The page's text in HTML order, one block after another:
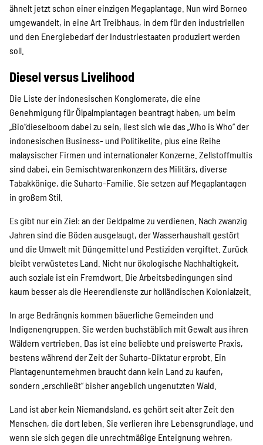
ähnelt jetzt schon einer einzigen Megaplantage. Nun wird Borneo
umgewandelt, in eine Art Treibhaus, in dem für den industriellen
und den Energiebedarf der Industriestaaten produziert werden
soll.
Diesel versus Livelihood
Die Liste der indonesischen Konglomerate, die eine
Genehmigung für Ölpalmplantagen beantragt haben, um beim
„Bio“dieselboom dabei zu sein, liest sich wie das „Who is Who“ der
indonesischen Business- und Politikelite, plus eine Reihe
malaysischer Firmen und internationaler Konzerne. Zellstoffmultis
sind dabei, ein Gemischtwarenkonzern des Militärs, diverse
Tabakkönige, die Suharto-Familie. Sie setzen auf Megaplantagen
in großem Stil.
Es gibt nur ein Ziel: an der Geldpalme zu verdienen. Nach zwanzig
Jahren sind die Böden ausgelaugt, der Wasserhaushalt gestört
und die Umwelt mit Düngemittel und Pestiziden vergiftet. Zurück
bleibt verwüstetes Land. Nicht nur ökologische Nachhaltigkeit,
auch soziale ist ein Fremdwort. Die Arbeitsbedingungen sind
kaum besser als die Heerendienste zur holländischen Kolonialzeit.
In arge Bedrängnis kommen bäuerliche Gemeinden und
Indigenengruppen. Sie werden buchstäblich mit Gewalt aus ihren
Wäldern vertrieben. Das ist eine beliebte und preiswerte Praxis,
bestens während der Zeit der Suharto-Diktatur erprobt. Ein
Plantagenunternehmen braucht dann kein Land zu kaufen,
sondern „erschließt“ bisher angeblich ungenutzten Wald.
Land ist aber kein Niemandsland, es gehört seit alter Zeit den
Menschen, die dort leben. Sie verlieren ihre Lebensgrundlage, und
wenn sie sich gegen die unrechtmäßige Enteignung wehren,